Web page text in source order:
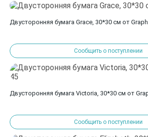
Двусторонняя бумага Grace, 30*30 см от
Сообщить о поступлении
Двусторонняя бумага Victoria, 30*30 см от
Сообщить о поступлении